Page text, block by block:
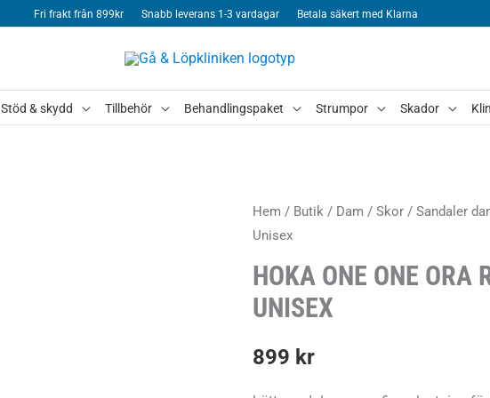
Fri frakt från 899kr Snabb leverans 1-3 vardagar Betala säkert med Klarna
Stöd & skydd Tillbehör Behandlingspaket Strumpor Skador
Hem / Butik / Dam / Skor / Sandaler
Unisex
HOKA ONE ONE ORA
UNISEX
899 kr